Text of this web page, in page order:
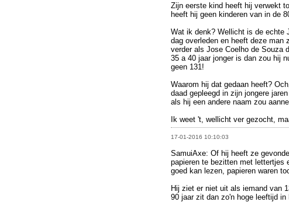
Zijn eerste kind heeft hij verwekt
heeft hij geen kinderen van in de
Wat ik denk? Wellicht is de echte
dag overleden en heeft deze man
verder als Jose Coelho de Souza
35 a 40 jaar jonger is dan zou hij
geen 131!
Waarom hij dat gedaan heeft?
daad gepleegd in zijn jongere
als hij een andere naam zou
Ik weet 't, wellicht ver gezocht,
17-01-2016 10:10:03
SamuiAxe: Of hij heeft ze
papieren te bezitten met lettertjes
goed kan lezen, papieren waren
Hij ziet er niet uit als iemand van
90 jaar zit dan zo'n hoge leeftijd in